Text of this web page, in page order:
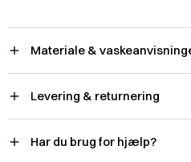
Materiale &
Levering & returnering
Har du brug for hjælp?